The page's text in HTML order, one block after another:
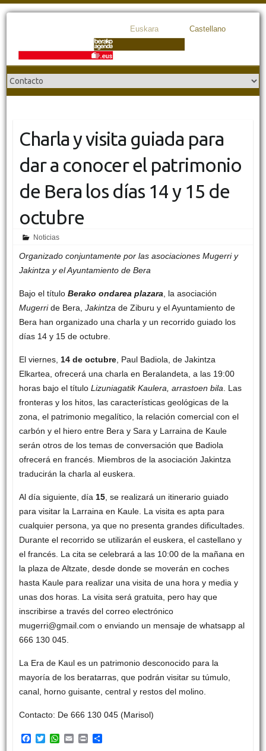
Euskara Castellano
Charla y visita guiada para
dar a conocer el patrimonio
de Bera los días 14 y 15 de
octubre
Noticias
Organizado conjuntamente por las asociaciones Mugerri y
Jakintza y el Ayuntamiento de Bera
Bajo el título Berako ondarea plazara , la asociación
Mugerride Bera, Jakintza de Ziburu y el Ayuntamiento de
Bera han organizado una charla y un recorrido guiado los
días 14 y 15 de octubre.
El viernes, 14 de octubre, Paul Badiola, de Jakintza
Elkartea, ofrecerá una charla en Beralandeta, a las 19:00
horas bajo el título Lizuniagatik Kaulera, arrastoen bila . Las
fronteras y los hitos, las características geológicas de la
zona, el patrimonio megalítico, la relación comercial con el
carbón y el hiero entre Bera y Sara y Larraina de Kaule
serán otros de los temas de conversación que Badiola
ofrecerá en francés. Miembros de la asociación Jakintza
traducirán la charla al euskera.
Al día siguiente, día 15, se realizará un itinerario guiado
para visitar la Larraina en Kaule. La visita es apta para
cualquier persona, ya que no presenta grandes dificultades.
Durante el recorrido se utilizarán el euskera, el castellano y
el francés. La cita se celebrará a las 10:00 de la mañana en
la plaza de Altzate, desde donde se moverán en coches
hasta Kaule para realizar una visita de una hora y media y
unas dos horas. La visita será gratuita, pero hay que
inscribirse a través del correo electrónico
mugerri@gmail.com o enviando un mensaje de whatsapp al
666 130 045.
La Era de Kaul es un patrimonio desconocido para la
mayoría de los beratarras, que podrán visitar su túmulo,
canal, horno guisante, central y restos del molino.
Contacto: De 666 130 045 (Marisol)
F
T
W
E
P
C